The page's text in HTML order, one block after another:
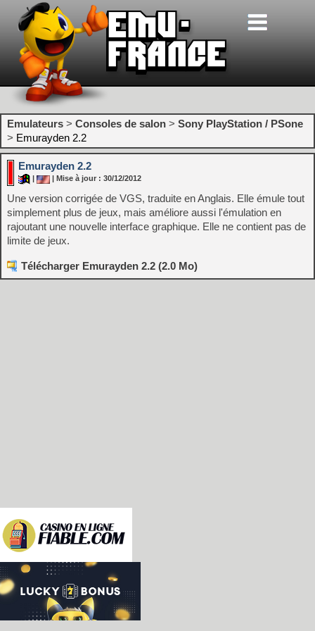
Emulateurs > Consoles de salon > Sony PlayStation / PSone
> Emurayden 2.2
Emurayden 2.2
| Mise à jour : 30/12/2012
Une version corrigée de VGS, traduite en Anglais. Elle émule tout
simplement plus de jeux, mais améliore aussi l'émulation en
rajoutant une nouvelle interface graphique. Elle ne contient pas de
limite de jeux.
Télécharger Emurayden 2.2 (2.0 Mo)